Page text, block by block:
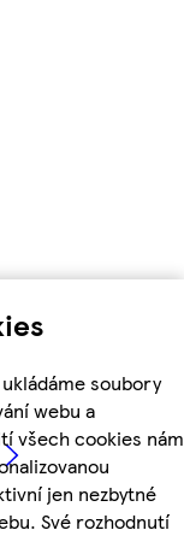
soubory
webu a
všech cookies nám
jen nezbytné
Své rozhodnutí